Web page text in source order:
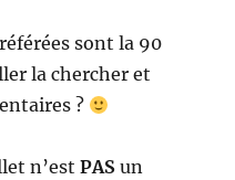
sont la 90
la chercher et
?
n’estPAS un